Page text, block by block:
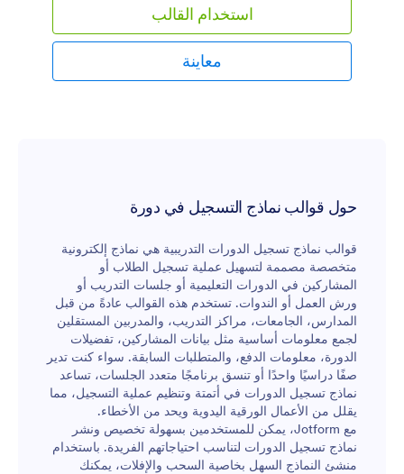
الاتصال والمدفوعات وأكثر من ذلك. هل تحتاج إلى تخصيص
نموذج التسجيل لدورة الطهي؟ يمكنك إضافة شعارك،
وتحميل الصور، وإضافة جدول زمني لتقويم الحجز، وإعادة
التصميم، وتغيير الخطوط والألوان بدون الحاجة إلى برمجة!
استخدام القالب
معاينة
حول قوالب نماذج التسجيل في دورة
قوالب نماذج تسجيل الدورات التدريبية هي نماذج إلكترونية
متخصصة مصممة لتسهيل عملية تسجيل الطلاب أو
المشاركين في الدورات التعليمية أو جلسات التدريب أو
ورش العمل أو الندوات. تستخدم هذه القوالب عادةً من قبل
المدارس، الجامعات، مراكز التدريب، والمدربين المستقلين
لجمع معلومات أساسية مثل بيانات المشاركين، تفضيلات
الدورة، معلومات الدفع، والمتطلبات السابقة. سواء كنت تدير
صفًا دراسيًا واحدًا أو تنسق برنامجًا متعدد الجلسات، تساعد
نماذج تسجيل الدورات في أتمتة وتنظيم عملية التسجيل، مما
يقلل من الأعمال الورقية اليدوية ويحد من الأخطاء.
مع Jotform، يمكن للمستخدمين بسهولة تخصيص ونشر
نماذج تسجيل الدورات لتناسب احتياجاتهم الفريدة. باستخدام
منشئ النماذج السهل بخاصية السحب والإفلات، يمكنك